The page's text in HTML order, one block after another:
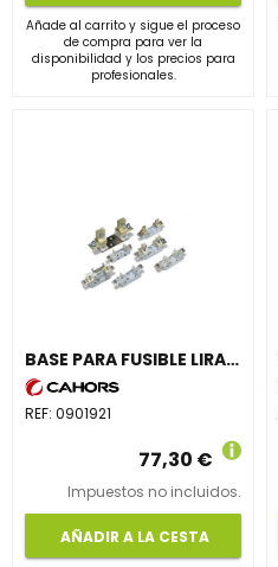
Añade al carrito y sigue el proceso
de compra para ver la
disponibilidad y los precios para
profesionales.
BASE PARA FUSIBLE LIRA BNH3/2
REF: 0901921
77,30 €
Impuestos no incluidos.
AÑADIR A LA CESTA